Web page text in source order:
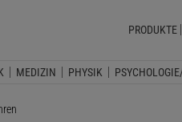
PRODUKTE
MEDIZIN PHYSIK